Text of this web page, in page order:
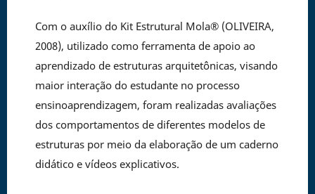
Com o auxílio do Kit Estrutural Mola® (OLIVEIRA,
2008), utilizado como ferramenta de apoio ao
aprendizado de estruturas arquitetônicas, visando
maior interação do estudante no processo
ensinoaprendizagem, foram realizadas avaliações
dos comportamentos de diferentes modelos de
estruturas por meio da elaboração de um caderno
didático e vídeos explicativos.